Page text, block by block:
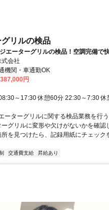
リルの検品
エーターグリルの検品！空調完備で
会社
共交通機関・車通勤OK
円
～17:30 休憩60分 22:30～7:30 休
ーターグリルに関する検品業務を行
グリルに変形や欠けがないかを確認
を見つけたら、記録用紙にチェック
交通費支給 昇給あり